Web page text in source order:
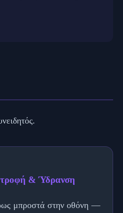
& Ύδρανση
μπροστά στην οθόνη —